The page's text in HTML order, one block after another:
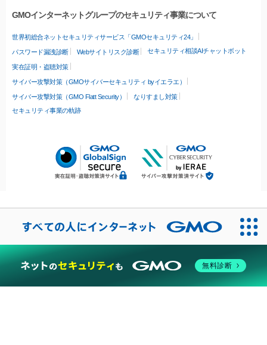
GMOインターネットグループのセキュリティ事業について
世界初総合ネットセキュリティサービス「GMOセキュリティ24」
パスワード漏洩診断 Webサイトリスク診断 セキュリティ相談AIチャットボット
実在証明・盗聴対策
サイバー攻撃対策（GMOサイバーセキュリティ byイエラエ）
サイバー攻撃対策（GMO Flatt Security）
なりすまし対策
セキュリティ事業の軌跡
無料診断